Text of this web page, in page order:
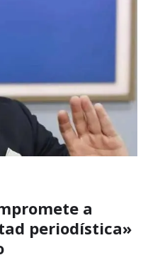
a
periodística»